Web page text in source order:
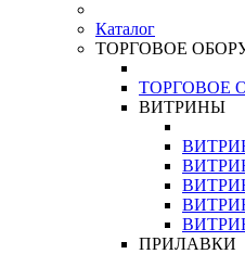
Каталог
ТОРГОВОЕ
ТОРГОВОЕ
ВИТРИНЫ
ПРИЛАВКИ